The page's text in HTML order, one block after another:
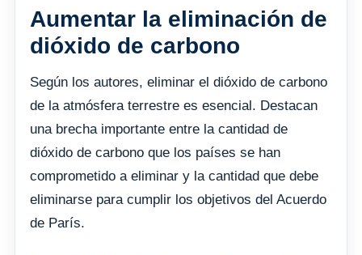
Aumentar la eliminación de
dióxido de carbono
Según los autores, eliminar el dióxido de carbono
de la atmósfera terrestre es esencial. Destacan
una brecha importante entre la cantidad de
dióxido de carbono que los países se han
comprometido a eliminar y la cantidad que debe
eliminarse para cumplir los objetivos del Acuerdo
de París.